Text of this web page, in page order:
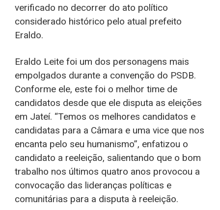
verificado no decorrer do ato político
considerado histórico pelo atual prefeito
Eraldo.
Eraldo Leite foi um dos personagens mais
empolgados durante a convenção do PSDB.
Conforme ele, este foi o melhor time de
candidatos desde que ele disputa as eleições
em Jateí. “Temos os melhores candidatos e
candidatas para a Câmara e uma vice que nos
encanta pelo seu humanismo”, enfatizou o
candidato a reeleição, salientando que o bom
trabalho nos últimos quatro anos provocou a
convocação das lideranças políticas e
comunitárias para a disputa à reeleição.